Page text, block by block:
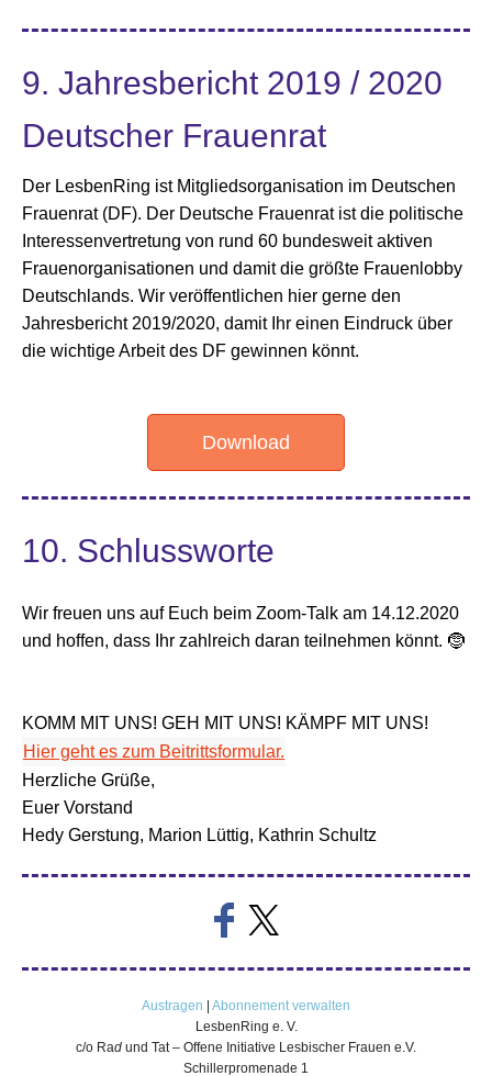
9. Jahresbericht 2019 / 2020
Deutscher Frauenrat
Der LesbenRing ist Mitgliedsorganisation im Deutschen
Frauenrat (DF). Der Deutsche Frauenrat ist die politische
Interessenvertretung von rund 60 bundesweit aktiven
Frauen­organisationen und damit die größte Frauenlobby
Deutschlands. Wir veröffentlichen hier gerne den
Jahresbericht 2019/2020, damit Ihr einen Eindruck über
die wichtige Arbeit des DF gewinnen könnt.
Download
10. Schlussworte
Wir freuen uns auf Euch beim Zoom-Talk am 14.12.2020
und hoffen, dass Ihr zahlreich daran teilnehmen könnt. 🤶
KOMM MIT UNS! GEH MIT UNS! KÄMPF MIT UNS!
Hier geht es zum Beitrittsformular.
Herzliche Grüße,
Euer Vorstand
Hedy Gerstung, Marion Lüttig, Kathrin Schultz
Austragen
Abonnement verwalten
LesbenRing e. V.
c/o Rad und Tat – Offene Initiative Lesbischer Frauen e.V.
Schillerpromenade 1